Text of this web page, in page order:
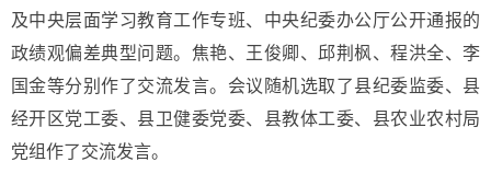
及中央层面学习教育工作专班、中央纪委办公厅公开通报的
政绩观偏差典型问题。焦艳、王俊卿、邱荆枫、程洪全、李
国金等分别作了交流发言。会议随机选取了县纪委监委、县
经开区党工委、县卫健委党委、县教体工委、县农业农村局
党组作了交流发言。